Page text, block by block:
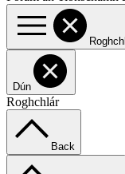
Dún
Roghchlár
Back